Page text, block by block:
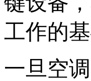
工作的基
一旦空